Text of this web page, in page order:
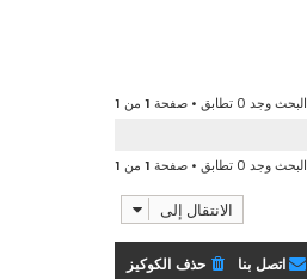
البحث وجد 0 تطابق • صفحة 1 من 1
البحث وجد 0 تطابق • صفحة
1 من 1
الانتقال إلى
حذف الكوكيز اتصل بنا